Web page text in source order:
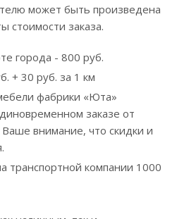
может быть произведена
стоимости заказа.
города - 800 руб.
+ 30 руб. за 1 км
фабрики «Юта»
заказе от
внимание, что скидки и
транспортной компании 1000